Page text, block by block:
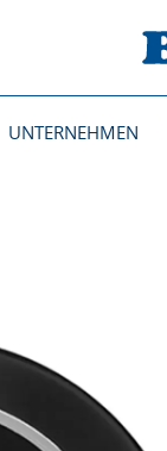
UNTERNEHMEN